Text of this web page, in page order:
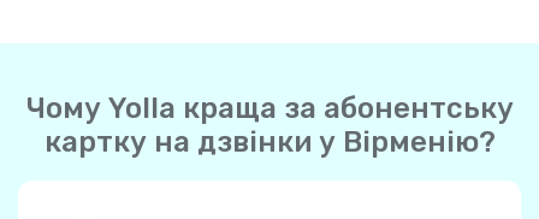
Чому Yolla краща за абонентську
картку на дзвінки у Вірменію?